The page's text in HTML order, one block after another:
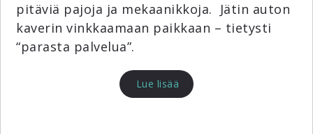
pitäviä pajoja ja mekaanikkoja. Jätin auton
kaverin vinkkaamaan paikkaan – tietysti
“parasta palvelua”.
Lue lisää